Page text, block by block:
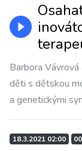
Barbora Vávrová
děti s dětskou
a genetickými
18.3.2021 02:00